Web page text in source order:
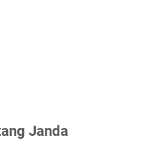
Janda